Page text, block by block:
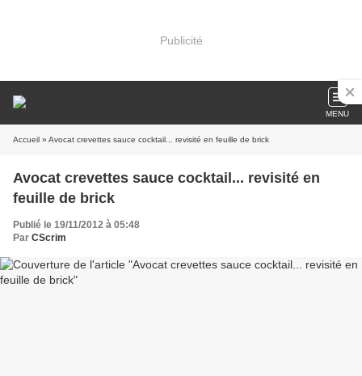
Publicité
MENU
Accueil » Avocat crevettes sauce cocktail... revisité en feuille de brick
Avocat crevettes sauce cocktail... revisité en
feuille de brick
Publié le 19/11/2012 à 05:48
Par CScrim